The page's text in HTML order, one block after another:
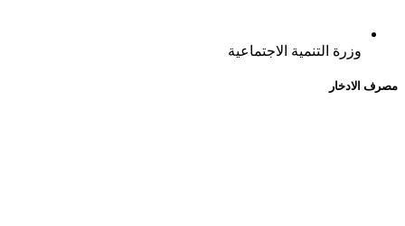
وزرة التنمية الاجتماعية
مصرف الادخار